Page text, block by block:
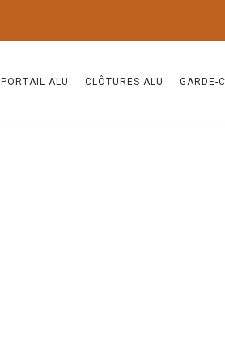
PORTAIL ALU CLÔTURES ALU GARDE-